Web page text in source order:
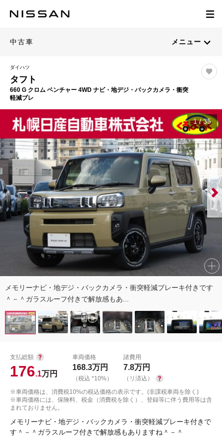
中古車 メニュー
ダイハツ
タフト
660 G クロム ベンチャー 4WD ナビ・地デジ・バックカメラ・衝突
軽減ブレ
1/35
メモリーナビ・地デジ・バックカメラ・衝突軽減ブレーキ付きです
＾－＾ガラスルーフ付きで解放感もあ...
支払総額
176.1万円
車両価格
168.3万円
（税込 *10%）
諸費用
7.8万円
（リ済込）
※車両価格は、消費税10%の税込価格の表示です。(非課税車両を除く)
※車両価格には、保険料、税金（消費税を除く）、登録等に伴う費用等は含
まれておりません。
メモリーナビ・地デジ・バックカメラ・衝突軽減ブレーキ付きで
す＾－＾ガラスルーフ付きで解放感もありますね＾－＾